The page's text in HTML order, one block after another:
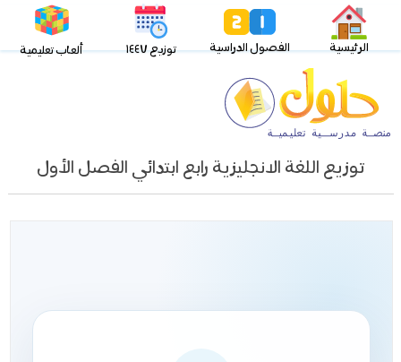
الرئيسية الفصول الدراسية توزيع ١٤٤٧ ألعاب تعليمية
توزيع اللغة الانجليزية رابع ابتدائي الفصل الأول